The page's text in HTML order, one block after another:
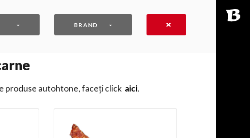
BRAND
produse autohtone, faceți click aici․